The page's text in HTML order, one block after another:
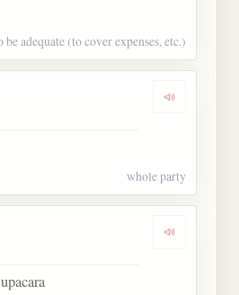
be adequate (to cover expenses, etc.)
Dengarkan
whole party
Dengarkan